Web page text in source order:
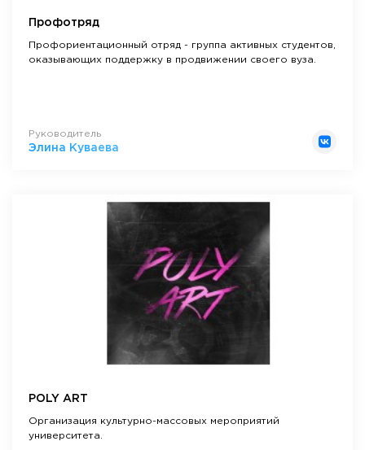
Профотряд
Профориентационный отряд - группа активных студентов,
оказывающих поддержку в продвижении своего вуза.
Руководитель
Элина Куваева
POLY ART
Организация культурно-массовых мероприятий
университета.